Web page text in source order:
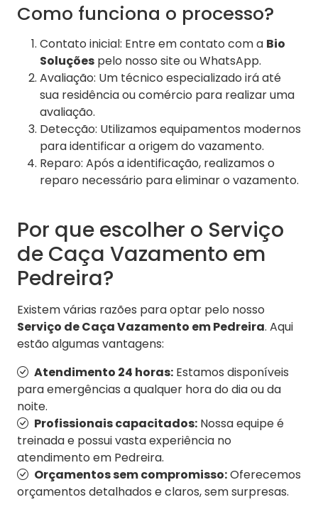
Como funciona o processo?
Contato inicial: Entre em contato com a Bio
Soluções pelo nosso site ou WhatsApp.
Avaliação: Um técnico especializado irá até
sua residência ou comércio para realizar uma
avaliação.
Detecção: Utilizamos equipamentos modernos
para identificar a origem do vazamento.
Reparo: Após a identificação, realizamos o
reparo necessário para eliminar o vazamento.
Por que escolher o Serviço
de Caça Vazamento em
Pedreira?
Existem várias razões para optar pelo nosso
Serviço de Caça Vazamento em Pedreira. Aqui
estão algumas vantagens:
Atendimento 24 horas: Estamos disponíveis
para emergências a qualquer hora do dia ou da
noite.
Profissionais capacitados: Nossa equipe é
treinada e possui vasta experiência no
atendimento em Pedreira.
Orçamentos sem compromisso:Oferecemos
orçamentos detalhados e claros, sem surpresas.